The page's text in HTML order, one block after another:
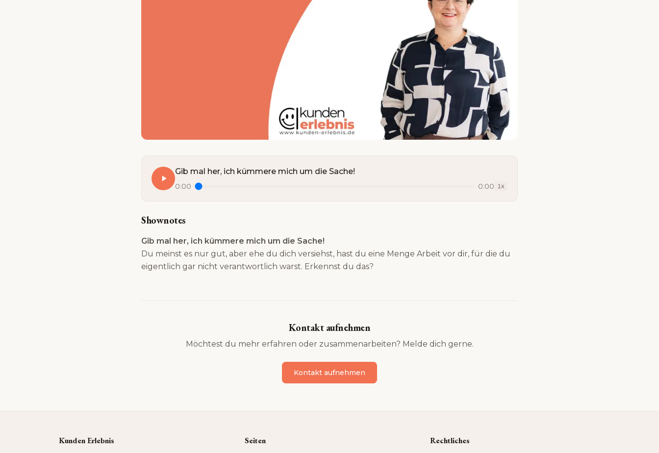
Gib mal her, ich kümmere mich um die Sache!
0:00 0:00 1x
Shownotes
Gib mal her, ich kümmere mich um die Sache!
Du meinst es nur gut, aber ehe du dich versiehst, hast du eine Menge Arbeit vor dir, für die du
eigentlich gar nicht verantwortlich warst. Erkennst du das?
Kontakt aufnehmen
Möchtest du mehr erfahren oder zusammenarbeiten? Melde dich gerne.
Kontakt aufnehmen
Kunden Erlebnis Seiten Rechtliches